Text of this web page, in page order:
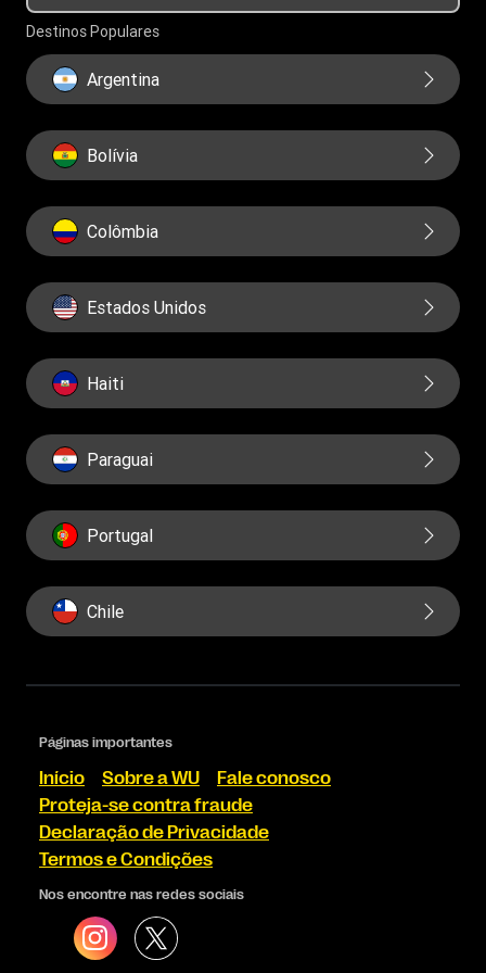
Governança
Relatorios
Destinos Populares
Argentina
Bolívia
Colômbia
Estados Unidos
Haiti
Paraguai
Portugal
Chile
Páginas importantes
Início Sobre a WU
Fale conosco
Proteja-se contra fraude
Declaração de Privacidade
Termos e Condições
Nos encontre nas redes sociais